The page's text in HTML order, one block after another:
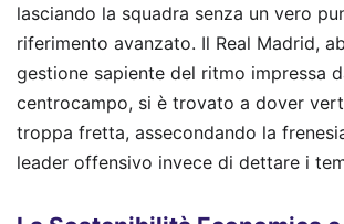
lasciando la squadra senza un vero
riferimento avanzato. Il Real Madrid,
gestione sapiente del ritmo impressa
centrocampo, si è trovato a dover
troppa fretta, assecondando la
leader offensivo invece di dettare i